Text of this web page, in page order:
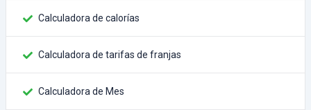
Calculadora de calorías
Calculadora de tarifas de franjas
Calculadora de Mes